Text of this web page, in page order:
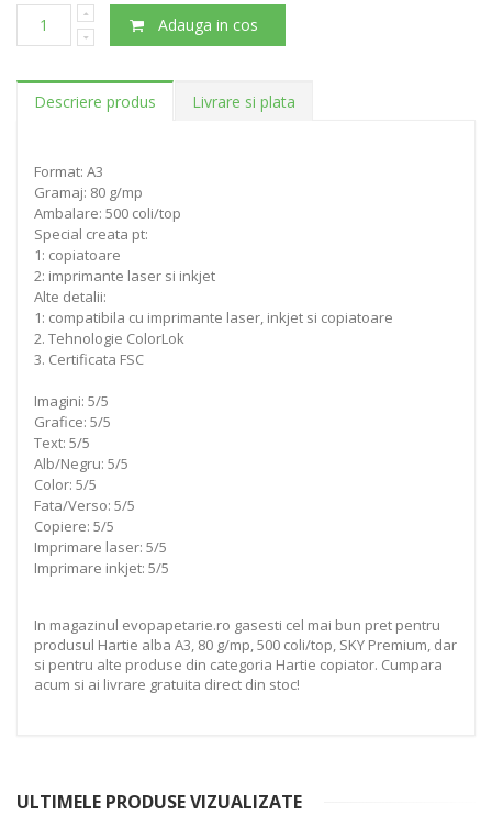
Adauga in cos
Descriere produs Livrare si plata
Format: A3
Gramaj: 80 g/mp
Ambalare: 500 coli/top
Special creata pt:
1: copiatoare
2: imprimante laser si inkjet
Alte detalii:
1: compatibila cu imprimante laser, inkjet si copiatoare
2. Tehnologie ColorLok
3. Certificata FSC
Imagini: 5/5
Grafice: 5/5
Text: 5/5
Alb/Negru: 5/5
Color: 5/5
Fata/Verso: 5/5
Copiere: 5/5
Imprimare laser: 5/5
Imprimare inkjet: 5/5
In magazinul evopapetarie.ro gasesti cel mai bun pret pentru
produsul Hartie alba A3, 80 g/mp, 500 coli/top, SKY Premium, dar
si pentru alte produse din categoria Hartie copiator. Cumpara
acum si ai livrare gratuita direct din stoc!
ULTIMELE PRODUSE VIZUALIZATE